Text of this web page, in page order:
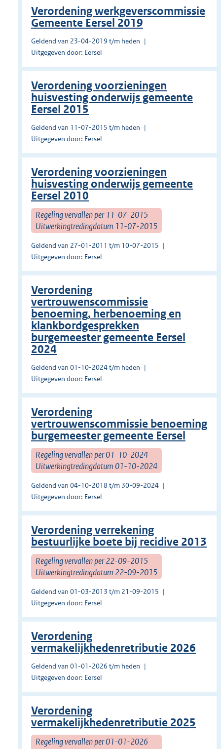
Verordening werkgeverscommissie
Gemeente Eersel 2019
Geldend van 23-04-2019 t/m heden
Uitgegeven door: Eersel
Verordening voorzieningen
huisvesting onderwijs gemeente
Eersel 2015
Geldend van 11-07-2015 t/m heden
Uitgegeven door: Eersel
Verordening voorzieningen
huisvesting onderwijs gemeente
Eersel 2010
Regeling vervallen per 11-07-2015
Uitwerkingtredingdatum 11-07-2015
Geldend van 27-01-2011 t/m 10-07-2015
Uitgegeven door: Eersel
Verordening
vertrouwenscommissie
benoeming, herbenoeming en
klankbordgesprekken
burgemeester gemeente Eersel
2024
Geldend van 01-10-2024 t/m heden
Uitgegeven door: Eersel
Verordening
vertrouwenscommissie benoeming
burgemeester gemeente Eersel
Regeling vervallen per 01-10-2024
Uitwerkingtredingdatum 01-10-2024
Geldend van 04-10-2018 t/m 30-09-2024
Uitgegeven door: Eersel
Verordening verrekening
bestuurlijke boete bij recidive 2013
Regeling vervallen per 22-09-2015
Uitwerkingtredingdatum 22-09-2015
Geldend van 01-03-2013 t/m 21-09-2015
Uitgegeven door: Eersel
Verordening
vermakelijkhedenretributie 2026
Geldend van 01-01-2026 t/m heden
Uitgegeven door: Eersel
Verordening
vermakelijkhedenretributie 2025
Regeling vervallen per 01-01-2026